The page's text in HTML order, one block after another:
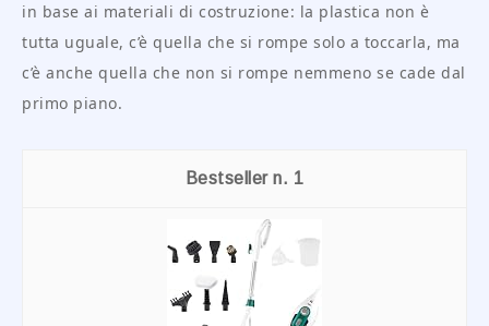
in base ai materiali di costruzione: la plastica non è
tutta uguale, c’è quella che si rompe solo a toccarla, ma
c’è anche quella che non si rompe nemmeno se cade dal
primo piano.
1